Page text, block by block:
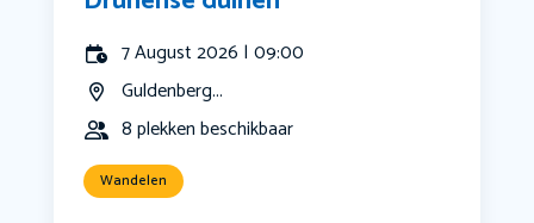
7 August 2026 | 09:00
Guldenberg...
8 plekken beschikbaar
Wandelen